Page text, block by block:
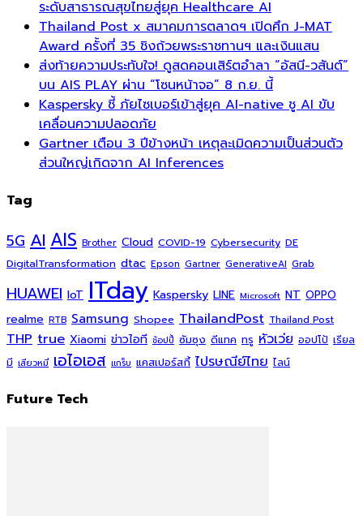
ระดับสาธารณสุขไทยสู่ยุค Healthcare AI
Thailand Post x สมาคมการตลาดฯ เปิดศึก J-MAT
Award ครั้งที่ 35 ชิงถ้วยพระราชทานฯ และเงินแสน
ส่งท้ายความประทับใจ! ดูสดคอนเสิร์ตอำลา “อัสนี-วสันต์”
บน AIS PLAY ผ่าน “โซนหน้าจอ” 8 ก.ย. นี้
Kaspersky ชี้ ภัยไซเบอร์เข้าสู่ยุค AI-native ชู AI ขับ
เคลื่อนความปลอดภัย
Gartner เตือน 3 ปีข้างหน้า เหตุละเมิดความเป็นส่วนตัว
ส่วนใหญ่เกิดจาก AI Inferences
Tag
5G AI AIS Brother Cloud COVID-19 Cybersecurity DE
DigitalTransformation dtac Epson Gartner GenerativeAI Grab
HUAWEI IoT ITday Kaspersky LINE Microsoft NT OPPO
realme RTB Samsung Shopee ThailandPost Thailand Post
THP true Xiaomi ข่าวไอที ช้อปปี้ ซัมซุง ดีแทค ทรู หัวเว่ย ออปโป้ เรียล
มี เสียวหมี่ เอไอเอส แกร็บ แคสเปอร์สกี้ ไปรษณีย์ไทย ไลน์
Future Tech